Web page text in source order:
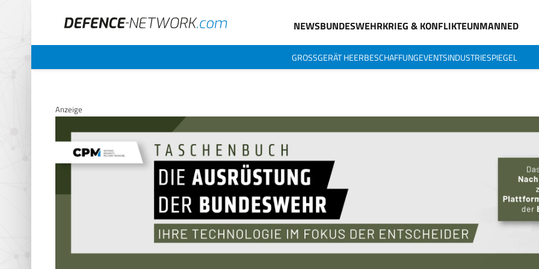
NEWSBUNDESWEHRKRIEG & KONFLIKTEUNMANNED
GROSSGERÄT HEERBESCHAFFUNGEVENTSINDUSTRIESPIEGEL
Anzeige